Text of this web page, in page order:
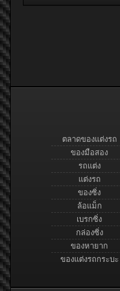
ตลาดของแต่งรถ
ของมือสอง
รถแต่ง
แต่งรถ
ของซิ่ง
ล้อแม็ก
เบรกซิ่ง
กล่องซิ่ง
ของหายาก
ของแต่งรถกระบะ